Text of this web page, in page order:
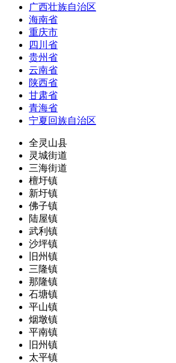
广西壮族自治区
海南省
重庆市
四川省
贵州省
云南省
陕西省
甘肃省
青海省
宁夏回族自治区
全灵山县
灵城街道
三海街道
檀圩镇
新圩镇
佛子镇
陆屋镇
武利镇
沙坪镇
旧州镇
三隆镇
那隆镇
石塘镇
平山镇
烟墩镇
平南镇
旧州镇
太平镇